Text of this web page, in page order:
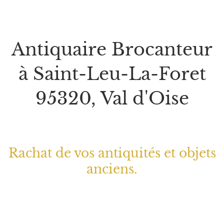
Antiquaire Brocanteur
à Saint-Leu-La-Foret
95320, Val d'Oise
Rachat de vos antiquités et objets
anciens.